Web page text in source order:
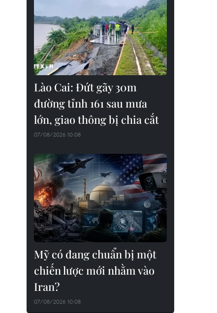
Lào Cai: Đứt gãy 30m
đường tỉnh 161 sau mưa
lớn, giao thông bị chia cắt
07/08/2026 10:08
Mỹ có đang chuẩn bị một
chiến lược mới nhằm vào
Iran?
07/08/2026 10:08